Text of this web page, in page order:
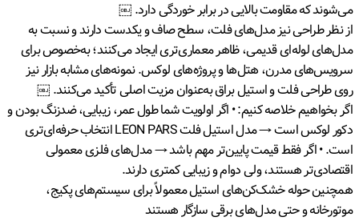
می‌شوند که مقاومت بالایی در برابر خوردگی دارد. ￼
از نظر طراحی نیز مدل‌های فلت، سطح صاف و یکدست دارند و نسبت به
مدل‌های لوله‌ای قدیمی، ظاهر معماری‌تری ایجاد می‌کنند؛ به‌خصوص برای
سرویس‌های مدرن، هتل‌ها و پروژه‌های لوکس. نمونه‌های مشابه بازار نیز
روی طراحی فلت و استیل براق به‌عنوان مزیت اصلی تأکید می‌کنند. ￼
اگر بخواهیم خلاصه کنیم:• اگر اولویت شما طول عمر، زیبایی، ضدزنگ بودن و
دکور لوکس است → مدل استیل فلت LEON PARS انتخاب حرفه‌ای‌تری
است.• اگر فقط قیمت پایین‌تر مهم باشد → مدل‌های فلزی معمولی
اقتصادی‌تر هستند، ولی دوام و زیبایی کمتری دارند.
همچنین حوله خشک‌کن‌های استیل معمولاً برای سیستم‌های پکیج،
موتورخانه و حتی مدل‌های برقی سازگار هستند